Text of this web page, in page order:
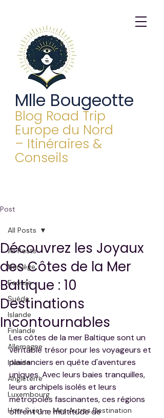
Mlle Bougeotte
Blog Road Trip
Europe du Nord
– Itinéraires &
Conseils
Post
All Posts
Norvège
Ecosse
Suède
Islande
Finlande
Allemagne
Irlande
Angleterre
Luxembourg
Hors Sujet — Mes Autres Destination
All Posts
Découvrez les Joyaux
des Côtes de la Mer
Baltique : 10
Destinations
Incontournables
Les côtes de la mer Baltique sont un
véritable trésor pour les voyageurs et
plaisanciers en quête d'aventures
uniques. Avec leurs baies tranquilles,
leurs archipels isolés et leurs
métropoles fascinantes, ces régions
offrent une multitude de